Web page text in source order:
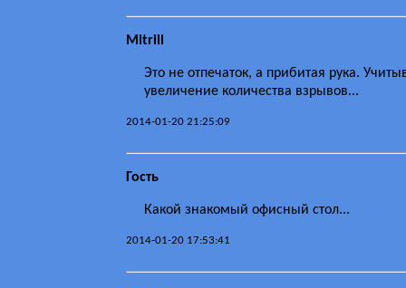
Mitrill
Это не отпечаток, а прибитая рука.
увеличение количества взрывов...
2014-01-20 21:25:09
Гость
Какой знакомый офисный стол...
2014-01-20 17:53:41